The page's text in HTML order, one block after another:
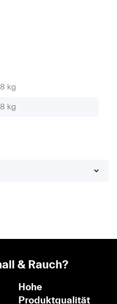
kg
kg
& Rauch?
Hohe
Produktqualität